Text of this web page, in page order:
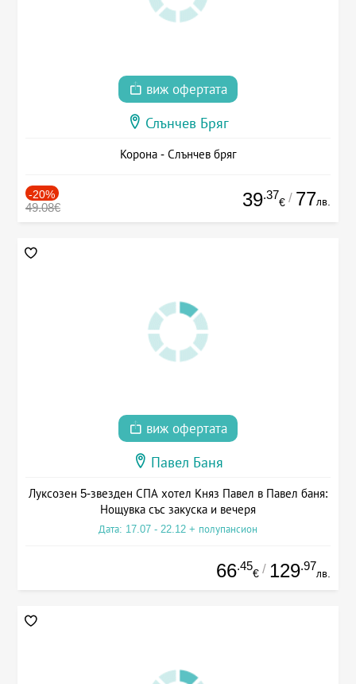
виж офертата
Слънчев Бряг
Корона - Слънчев бряг
-20%
49.08€ 39.37
€ / 77лв.
виж офертата
Павел Баня
Луксозен 5-звезден СПА хотел Княз Павел в Павел баня:
Нощувка със закуска и вечеря
Дата: 17.07 - 22.12 + полупансион
66.45
€ / 129.97
лв.